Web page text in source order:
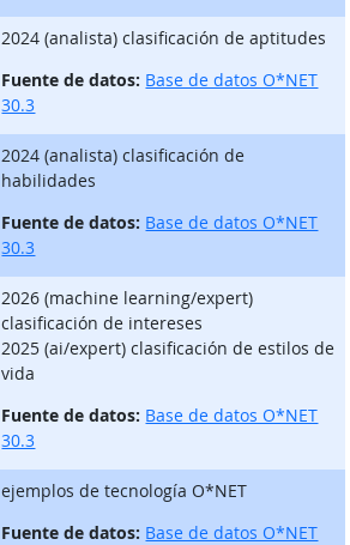
2024 (analista) clasificación de aptitudes
Fuente de datos: Base de datos O*NET
30.3
2024 (analista) clasificación de
habilidades
Fuente de datos: Base de datos O*NET
30.3
2026 (machine learning/expert)
clasificación de intereses
2025 (ai/expert) clasificación de estilos de
vida
Fuente de datos: Base de datos O*NET
30.3
ejemplos de tecnología O*NET
Fuente de datos: Base de datos O*NET